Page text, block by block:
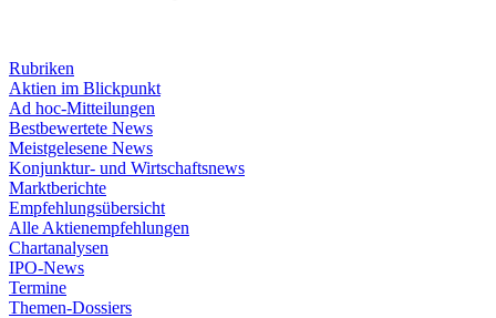
Rubriken
Aktien im Blickpunkt
Ad hoc-Mitteilungen
Bestbewertete News
Meistgelesene News
Konjunktur- und Wirtschaftsnews
Marktberichte
Empfehlungsübersicht
Alle Aktienempfehlungen
Chartanalysen
IPO-News
Termine
Themen-Dossiers